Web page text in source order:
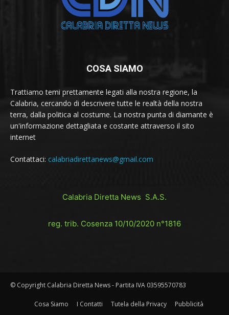
COSA SIAMO
Trattiamo temi prettamente legati alla nostra regione, la
Calabria, cercando di descrivere tutte le realtà della nostra
terra, dalla politica al costume. La nostra punta di diamante è
un'informazione dettagliata e costante attraverso il sito
internet
Contattaci: calabriadirettanews@gmail.com
Calabria Diretta News S.A.S.
reg. trib. Cosenza 10/10/2020 n°1816
© Copyright Calabria Diretta News - Partita IVA 03595570783
Cosa Siamo I Contatti Tutela della Privacy Pubblicità